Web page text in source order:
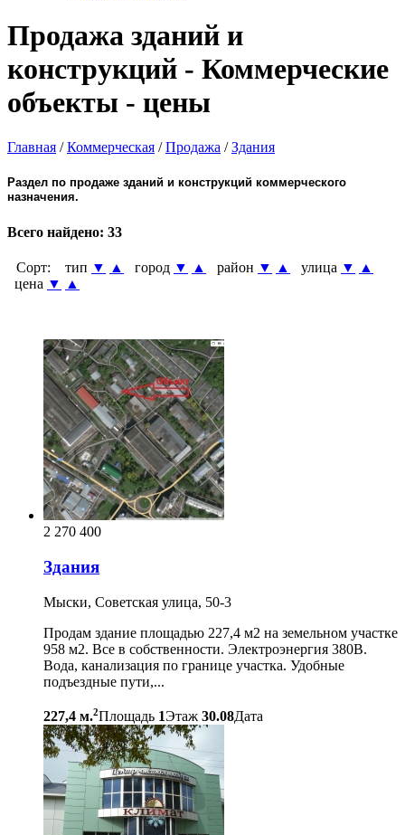
Продажа зданий и
конструкций - Коммерческие
объекты - цены
Главная /Коммерческая /Продажа /Здания
Раздел по продаже зданий и конструкций коммерческого
назначения.
Всего найдено: 33
Сорт: тип ▼ ▲ город ▼ ▲ район ▼ ▲ улица ▼
▲
цена ▼ ▲
2 270 400
Здания
Мыски, Советская улица, 50-3
Продам здание площадью 227,4 м2 на земельном участке
958 м2. Все в собственности. Электроэнергия 380В.
Вода, канализация по границе участка. Удобные
подъездные пути,...
227,4 м.2Площадь 1Этаж 30.08Дата